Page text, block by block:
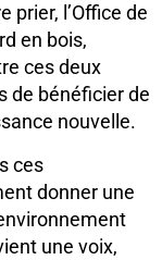
prier, l’Office de
en bois,
ces deux
de bénéficier de
nouvelle.
ces
donner une
une voix,